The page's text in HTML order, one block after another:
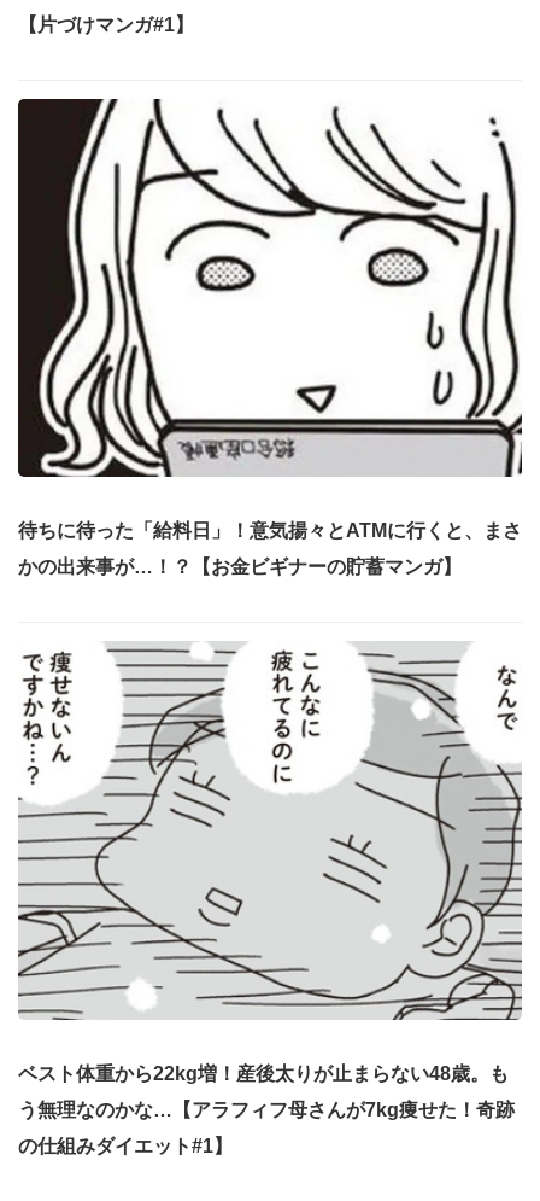
【片づけマンガ#1】
待ちに待った「給料日」！意気揚々とATMに行くと、まさ
かの出来事が…！？【お金ビギナーの貯蓄マンガ】
ベスト体重から22kg増！産後太りが止まらない48歳。も
う無理なのかな…【アラフィフ母さんが7kg痩せた！奇跡
の仕組みダイエット#1】